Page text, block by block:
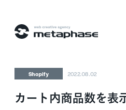
株式会社メタフェイズ
Shopify 2022.08.02
カート内商品数を表